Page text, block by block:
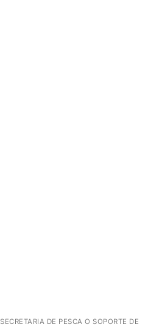
SECRETARIA DE PESCA O SOPORTE DE